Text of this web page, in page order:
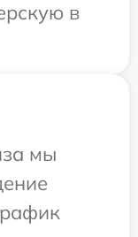
в
мы